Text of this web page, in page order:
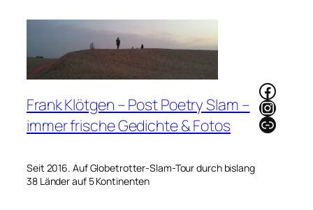
Frank Klötgen – Post Poetry Slam –
immer frische Gedichte & Fotos
Seit 2016. Auf Globetrotter-Slam-Tour durch bislang
38 Länder auf 5 Kontinenten
Link